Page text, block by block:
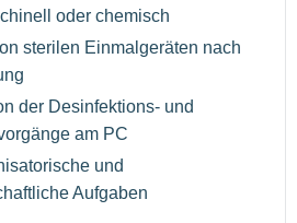
oder chemisch
sterilen Einmalgeräten nach
der Desinfektions- und
am PC
und
Aufgaben